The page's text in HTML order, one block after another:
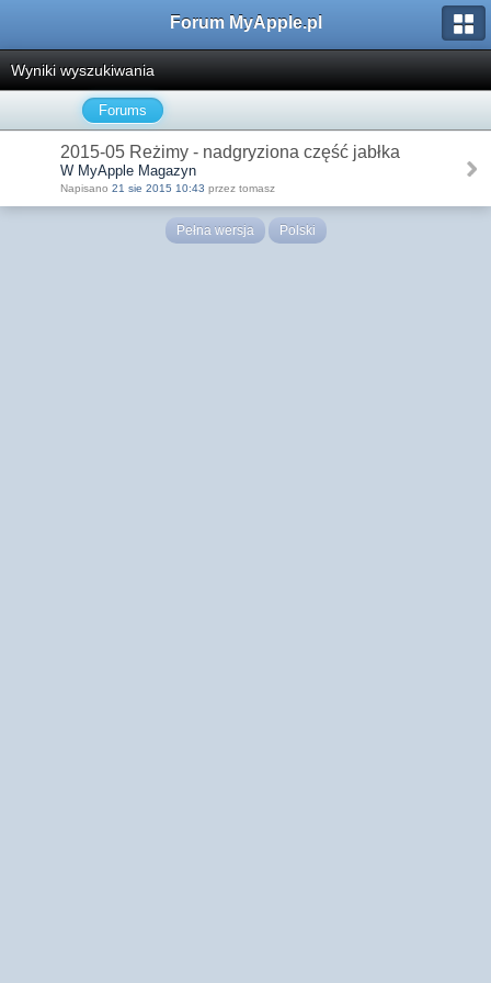
Forum MyApple.pl
Wyniki wyszukiwania
Forums
2015-05 Reżimy - nadgryziona część jabłka
W MyApple Magazyn
Napisano 21 sie 2015 10:43 przez tomasz
Pełna wersja Polski